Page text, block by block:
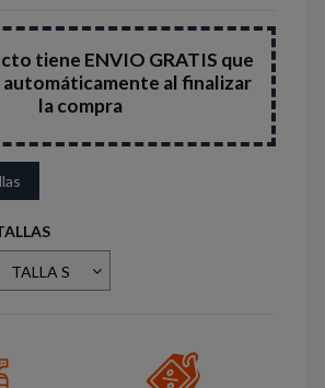
tiene ENVIO GRATIS que
automáticamente al finalizar
la compra